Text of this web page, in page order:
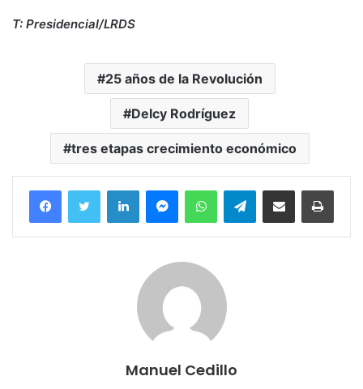
T: Presidencial/LRDS
25 años de la Revolución
Delcy Rodríguez
tres etapas crecimiento económico
FacebookTwitter LinkedInMessengerWhatsAppTelegramCompartir por correo electrónico
Manuel Cedillo